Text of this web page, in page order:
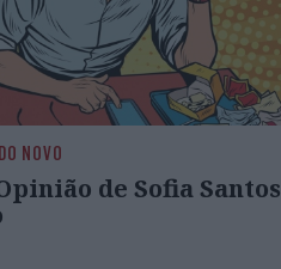
NOVO
de Sofia Santos